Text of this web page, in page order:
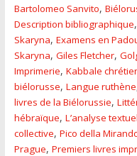
Bartolomeo Sanvito,
Description bibliographique,
Skaryna, Examens en
Skaryna, Giles Fletcher,
Imprimerie, Kabbale
biélorusse, Langue ruthène
livres de la Biélorussie,
hébraïque, L’analyse
collective, Pico della
Prague, Premiers livres